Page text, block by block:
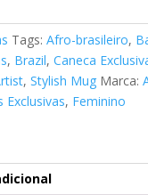
Tags: Afro-brasileiro,
, Brazil, Caneca
, Stylish Mug Marca:
Exclusivas, Feminino